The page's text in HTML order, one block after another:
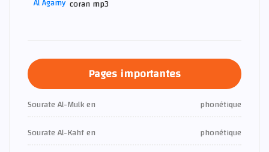
coran mp3
Pages importantes
Sourate Al-Mulk en
phonétique
Sourate Al-Kahf en
phonétique